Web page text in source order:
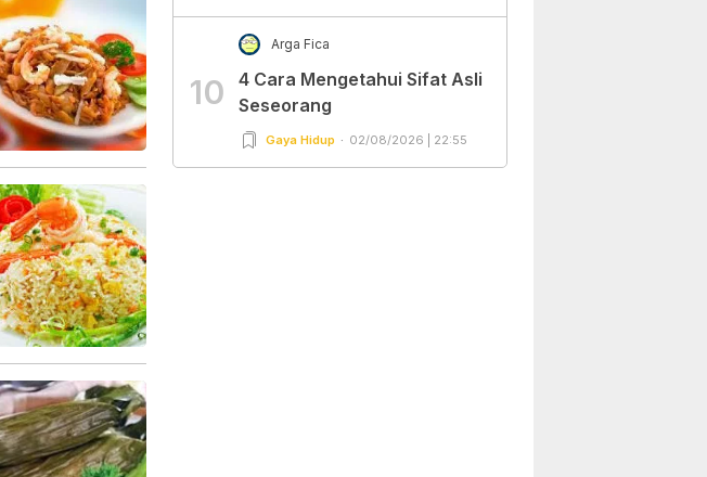
10
Arga Fica
4 Cara Mengetahui Sifat Asli
Seseorang
Gaya Hidup 02/08/2026 | 22:55